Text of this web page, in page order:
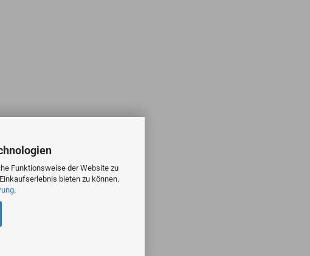
Funktionsweise der Website zu
bieten zu können.
.